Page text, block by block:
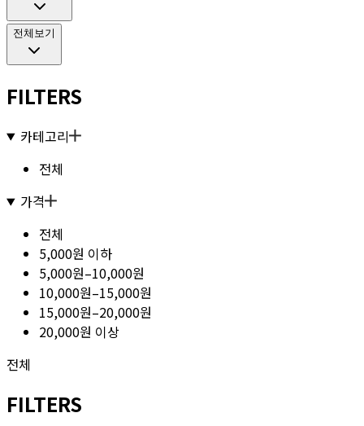
전체보기
FILTERS
카테고리
전체
가격
전체
5,000원 이하
5,000원–10,000원
10,000원–15,000원
15,000원–20,000원
20,000원 이상
전체
FILTERS